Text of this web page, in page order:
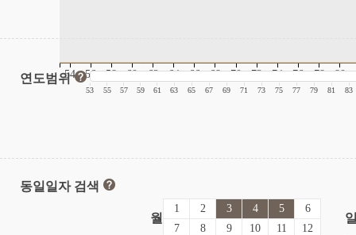
54 56 58 60 62 64 66 68 70 72 74 76 78 80
연도범위
53 55 57 59 61 63 65 67 69 71 73 75 77 79 81 83
동일일자 검색
월
1 2 3 4 5
6
7
8 9 10 11 12